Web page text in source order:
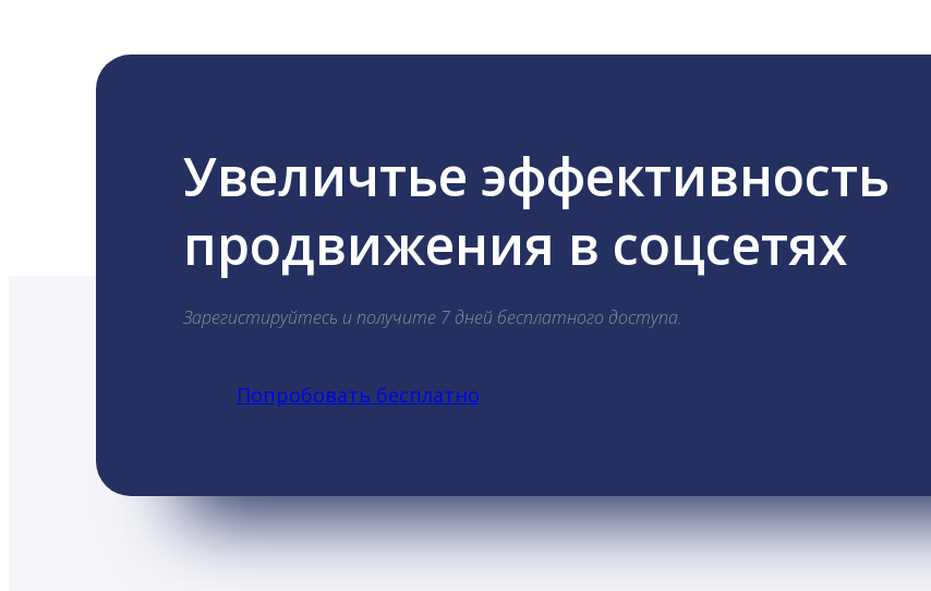
Увеличтье эффективность
продвижения в соцсетях
Зарегистируйтесь и получите 7 дней бесплатного доступа.
Попробовать бесплатно